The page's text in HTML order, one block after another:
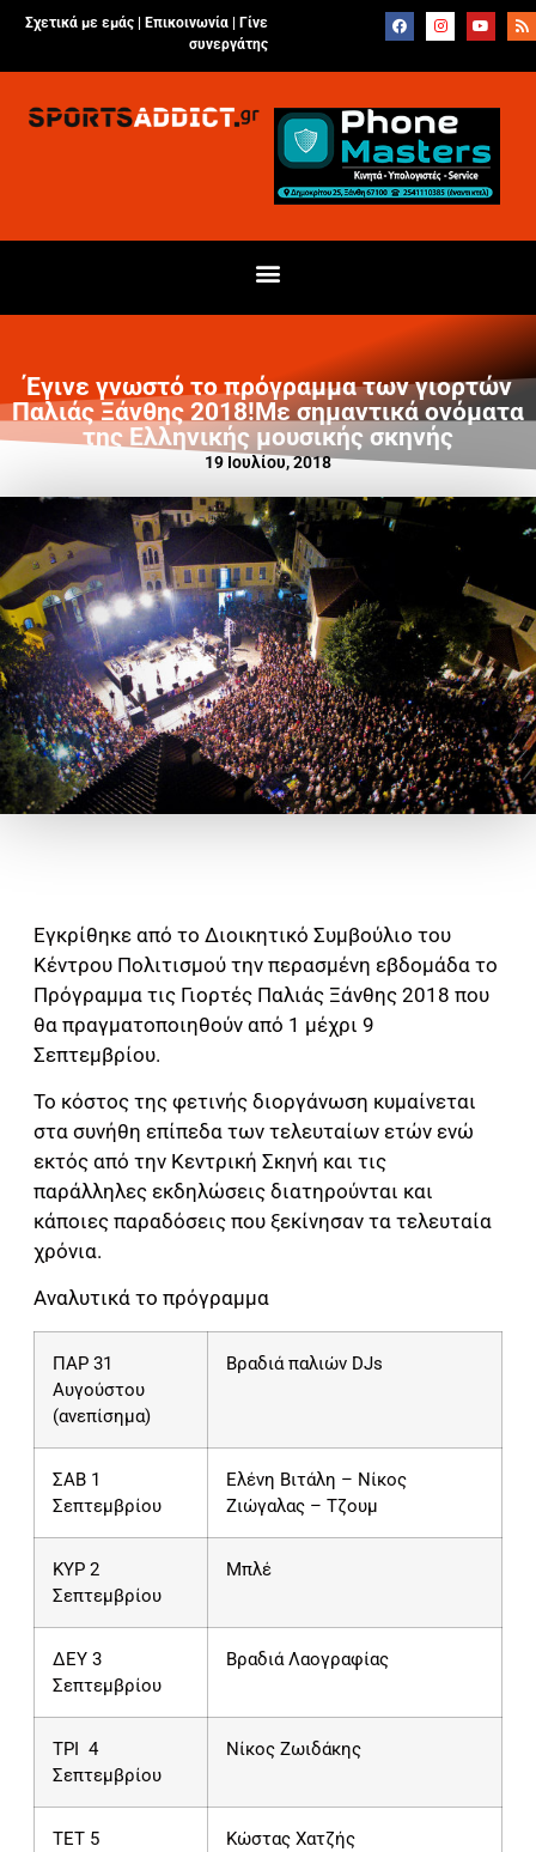
Σχετικά με εμάς | Επικοινωνία
Γίνε
συνεργάτης
Έγινε γνωστό το πρόγραμμα των γιορτών
Παλιάς Ξάνθης 2018!Με σημαντικά ονόματα
της Ελληνικής μουσικής σκηνής
19 Ιουλίου, 2018
Εγκρίθηκε από το Διοικητικό Συμβούλιο του
Κέντρου Πολιτισμού την περασμένη εβδομάδα το
Πρόγραμμα τις Γιορτές Παλιάς Ξάνθης 2018 που
θα πραγματοποιηθούν από 1 μέχρι 9
Σεπτεμβρίου.
Το κόστος της φετινής διοργάνωση κυμαίνεται
στα συνήθη επίπεδα των τελευταίων ετών ενώ
εκτός από την Κεντρική Σκηνή και τις
παράλληλες εκδηλώσεις διατηρούνται και
κάποιες παραδόσεις που ξεκίνησαν τα τελευταία
χρόνια.
Αναλυτικά το πρόγραμμα
ΠΑΡ 31
Αυγούστου
(ανεπίσημα)
Βραδιά παλιών DJs
ΣΑΒ 1
Σεπτεμβρίου
Ελένη Βιτάλη – Νίκος
Ζιώγαλας – Τζουμ
ΚΥΡ 2
Σεπτεμβρίου
Μπλέ
ΔΕΥ 3
Σεπτεμβρίου
Βραδιά Λαογραφίας
ΤΡΙ 4
Σεπτεμβρίου
Νίκος Ζωιδάκης
ΤΕΤ 5
Κώστας Χατζής